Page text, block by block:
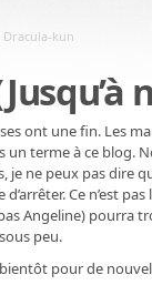
Dracula-kun
ont une fin. Les
un terme à ce blog.
je ne peux pas dire
d’arrêter. Ce n’est
pas Angeline)
peu.
pour de